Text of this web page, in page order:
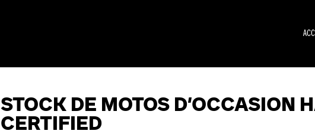
STOCK DE MOTOS D'OCCASION
CERTIFIED